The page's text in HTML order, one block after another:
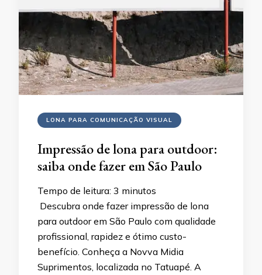
LONA PARA COMUNICAÇÃO VISUAL
Impressão de lona para outdoor:
saiba onde fazer em São Paulo
Tempo de leitura: 3 minutos
Descubra onde fazer impressão de lona
para outdoor em São Paulo com qualidade
profissional, rapidez e ótimo custo-
benefício. Conheça a Novva Midia
Suprimentos, localizada no Tatuapé. A